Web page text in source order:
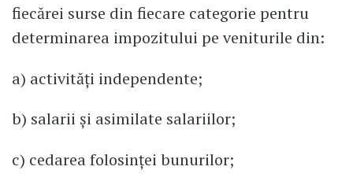
fiecărei surse din fiecare categorie pentru
determinarea impozitului pe veniturile din:
a) activităţi independente;
b) salarii şi asimilate salariilor;
c) cedarea folosinţei bunurilor;